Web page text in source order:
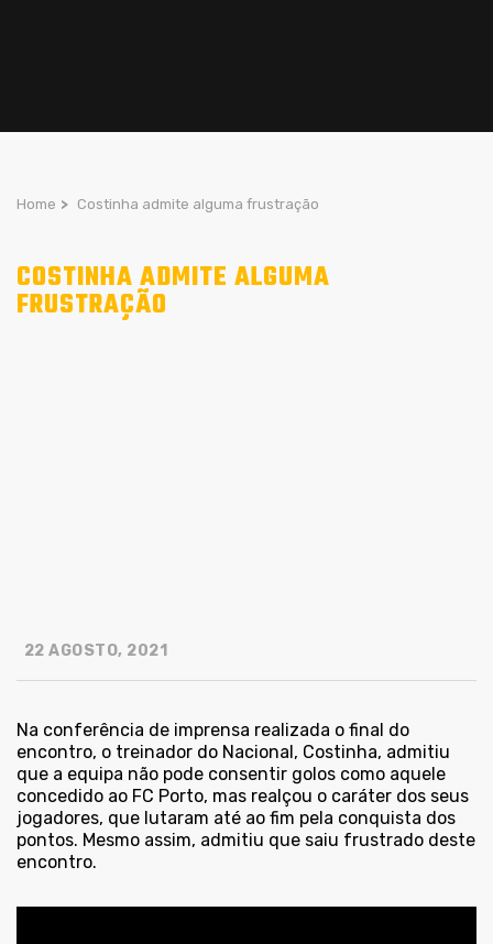
Home > Costinha admite alguma frustração
COSTINHA ADMITE ALGUMA
FRUSTRAÇÃO
22 AGOSTO, 2021
Na conferência de imprensa realizada o final do
encontro, o treinador do Nacional, Costinha, admitiu
que a equipa não pode consentir golos como aquele
concedido ao FC Porto, mas realçou o caráter dos seus
jogadores, que lutaram até ao fim pela conquista dos
pontos. Mesmo assim, admitiu que saiu frustrado deste
encontro.